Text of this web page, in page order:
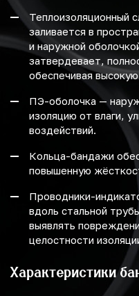
Теплоизоляционный
заливается в
и наружной
затвердевает,
обеспечивая
ПЭ-оболочка —
изоляцию от влаги,
воздействий.
Кольца-бандажи
повышенную
Проводники-
вдоль стальной
выявлять
целостности
Характеристики